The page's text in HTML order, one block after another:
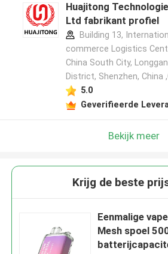
Huajitong
Ltd fabrikant profiel
Building 13,
commerce Logistics
China South City,
District, Shenzhen, China
5.0
Geverifieerde
Bekijk meer
Krijg de beste
Eenmalige
Mesh spoel